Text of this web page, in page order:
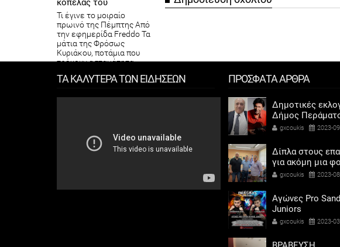
κοπέλας του
Τι έγινε το μοιραίο
πρωινό της Πέμπτης Από
την εφημερίδα Freddo Τα
μάτια της Φρόσως
Κυριάκου, ποτάμια που
τρέχουν ασταμάτητα....
ΝΔ: Τα
επίσημα
Τα επίσημα
αποτελέσματα των
ΤΑ ΚΑΛΥΤΕΡΑ ΤΩΝ ΕΙΔΗΣΕΩΝ ΠΡΟΣΦΑΤΑ ΑΡΘΡΑ
Δημοτικές
Δήμος
τελικά έχει
gxcoukis 2023-
Δίπλα στους
για ακόμη μια
Αντιδήμαρχος
Καψοκόλης
gxcoukis 2023-
Αγώνες Pro
Juniors
gxcoukis 2023-